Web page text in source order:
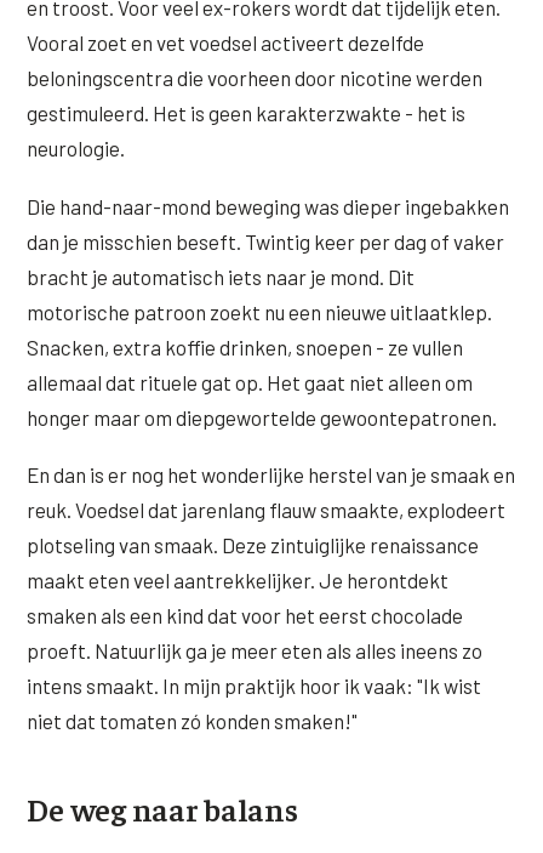
en troost. Voor veel ex-rokers wordt dat tijdelijk eten.
Vooral zoet en vet voedsel activeert dezelfde
beloningscentra die voorheen door nicotine werden
gestimuleerd. Het is geen karakterzwakte - het is
neurologie.
Die hand-naar-mond beweging was dieper ingebakken
dan je misschien beseft. Twintig keer per dag of vaker
bracht je automatisch iets naar je mond. Dit
motorische patroon zoekt nu een nieuwe uitlaatklep.
Snacken, extra koffie drinken, snoepen - ze vullen
allemaal dat rituele gat op. Het gaat niet alleen om
honger maar om diepgewortelde gewoontepatronen.
En dan is er nog het wonderlijke herstel van je smaak en
reuk. Voedsel dat jarenlang flauw smaakte, explodeert
plotseling van smaak. Deze zintuiglijke renaissance
maakt eten veel aantrekkelijker. Je herontdekt
smaken als een kind dat voor het eerst chocolade
proeft. Natuurlijk ga je meer eten als alles ineens zo
intens smaakt. In mijn praktijk hoor ik vaak: "Ik wist
niet dat tomaten zó konden smaken!"
De weg naar balans